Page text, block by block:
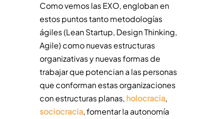
Como vemos las EXO, engloban en
estos puntos tanto metodologías
ágiles (Lean Startup, Design Thinking,
Agile) como nuevas estructuras
organizativas y nuevas formas de
trabajar que potencian a las personas
que conforman estas organizaciones
con estructuras planas, holocracia,
sociocracia, fomentar la autonomía